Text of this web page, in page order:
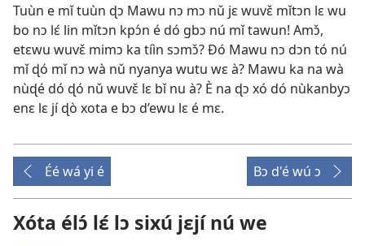
Tuùn e mǐ tuùn ɖɔ Mawu nɔ mɔ nǔ jɛ wuvɛ̌ mǐtɔn lɛ wu
bo nɔ lɛ́ lin mǐtɔn kpɔ́n é dó gbɔ nú mǐ tawun! Amɔ̌,
etɛwu wuvɛ̌ mimɔ ka tíìn sɔmɔ̌? Ðó Mawu nɔ dɔn tó nú
mǐ ɖó mǐ nɔ wà nǔ nyanya wutu wɛ à? Mawu ka na wà
nùɖé dó ɖó nǔ wuvɛ̌ lɛ bǐ nu à? È na ɖɔ xó dó nùkanbyɔ
enɛ lɛ jí ɖò xota e bɔ d’ewu lɛ é mɛ.
Éé wá yi é Bɔ d'é wú ɔ
Xóta élɔ́ lɛ́ lɔ sixú jɛjí nú we